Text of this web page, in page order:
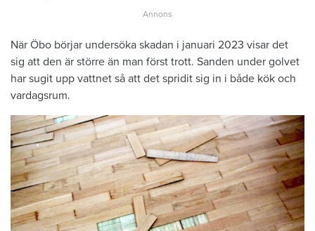
När Öbo börjar undersöka skadan i januari 2023 visar det
sig att den är större än man först trott. Sanden under golvet
har sugit upp vattnet så att det spridit sig in i både kök och
vardagsrum.